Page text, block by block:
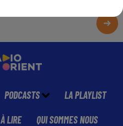
PODCASTS LA PLAYLIST
À LIRE QUI SOMMES NOUS